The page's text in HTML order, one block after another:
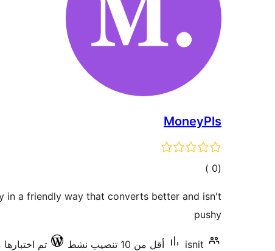
MoneyPls
(0
إجمالي)
in a friendly way that converts better and isn't
pushy
isnit أقل من 10 تنصيب نشط تم اختبارها مع